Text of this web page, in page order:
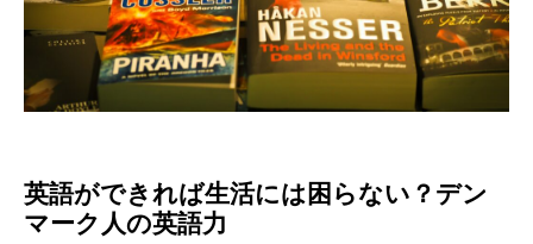
英語ができれば生活には困らない？デン
マーク人の英語力